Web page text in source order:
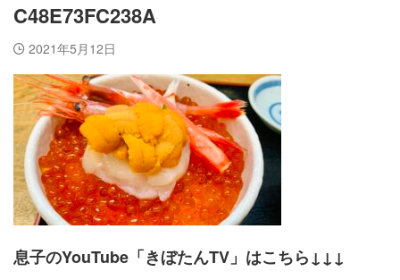
C48E73FC238A
2021年5月12日
息子のYouTube「きぼたんTV」はこちら↓↓↓